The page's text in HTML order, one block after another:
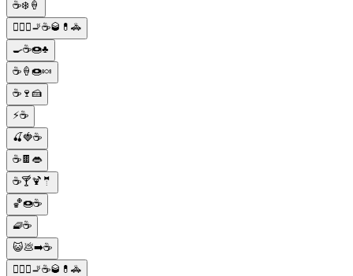
☕❄️🍦
👮🏼‍♂️🚬☕🥃💊🚓
🍳☕🍩♣️
☕🍦🍩🍬
☕🍷🍰
⚡☕
🍒🍓☕
☕🍫👄
☕🍸🍹🤵
🏀🍩☕
🧇☕
😺💩➡️☕
👮🏼‍♂️🚬☕🥃💊🚓